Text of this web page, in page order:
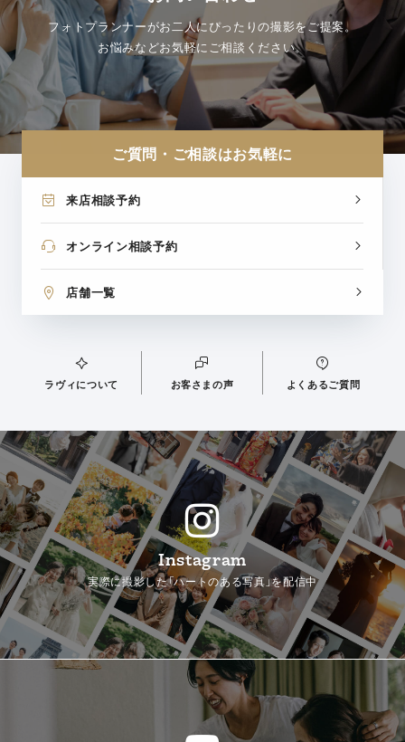
フォトプランナーがお二人にぴったりの撮影をご提案。
お悩みなどお気軽にご相談ください。
ご質問・ご相談はお気軽に
来店相談予約
オンライン相談予約
店舗一覧
ラヴィについて お客さまの声 よくあるご質問
Instagram
実際に撮影した「ハートのある写真」を配信中